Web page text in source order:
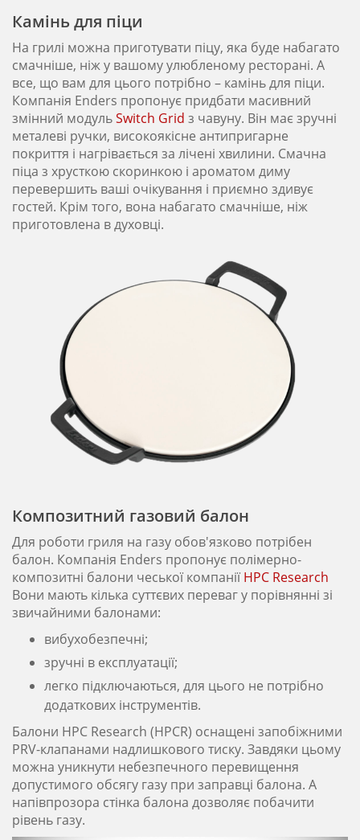
Камінь для піци
На грилі можна приготувати піцу, яка буде набагато
смачніше, ніж у вашому улюбленому ресторані. А
все, що вам для цього потрібно – камінь для піци.
Компанія Enders пропонує придбати масивний
змінний модульSwitch Grid з чавуну. Він має зручні
металеві ручки, високоякісне антипригарне
покриття і нагрівається за лічені хвилини. Смачна
піца з хрусткою скоринкою і ароматом диму
перевершить ваші очікування і приємно здивує
гостей. Крім того, вона набагато смачніше, ніж
приготовлена ​​в духовці.
Композитний газовий балон
Для роботи гриля на газу обов'язково потрібен
балон. Компанія Enders пропонує полімерно-
композитні балони чеської компанії HPC Research
Вони мають кілька суттєвих переваг у порівнянні зі
звичайними балонами:
вибухобезпечні;
зручні в експлуатації;
легко підключаються, для цього не потрібно
додаткових інструментів.
Балони HPC Research (HPCR) оснащені запобіжними
PRV-клапанами надлишкового тиску. Завдяки цьому
можна уникнути небезпечного перевищення
допустимого обсягу газу при заправці балона. А
напівпрозора стінка балона дозволяє побачити
рівень газу.